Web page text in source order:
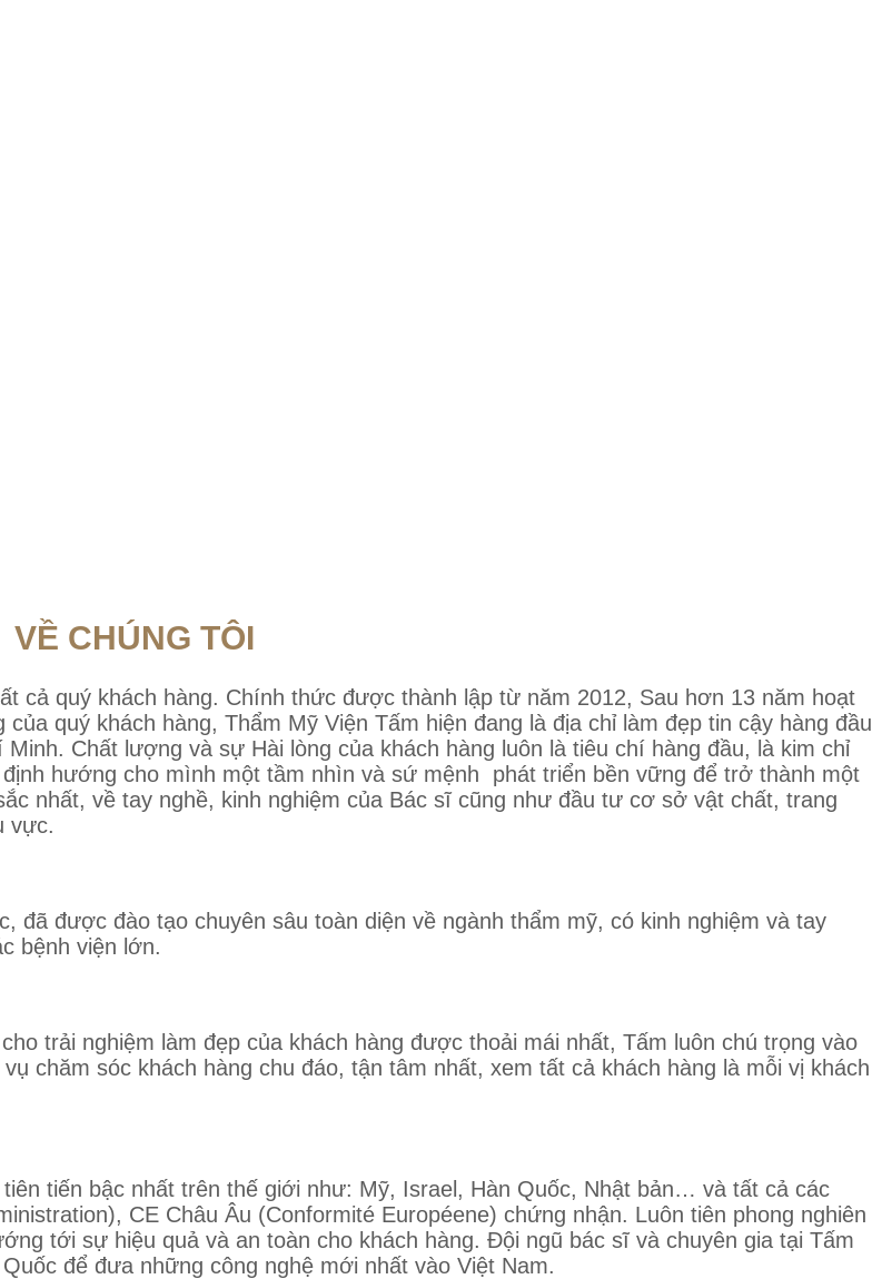
VỀ CHÚNG TÔI
cả quý khách hàng. Chính thức được thành lập từ năm 2012, Sau hơn 13 năm hoạt
quý khách hàng, Thẩm Mỹ Viện Tấm hiện đang là địa chỉ làm đẹp tin cậy hàng đầu
Minh. Chất lượng và sự Hài lòng của khách hàng luôn là tiêu chí hàng đầu, là kim chỉ
hướng cho mình một tầm nhìn và sứ mệnh phát triển bền vững để trở thành một
nhất, về tay nghề, kinh nghiệm của Bác sĩ cũng như đầu tư cơ sở vật chất, trang
vực.
đã được đào tạo chuyên sâu toàn diện về ngành thẩm mỹ, có kinh nghiệm và tay
bệnh viện lớn.
trải nghiệm làm đẹp của khách hàng được thoải mái nhất, Tấm luôn chú trọng vào
chăm sóc khách hàng chu đáo, tận tâm nhất, xem tất cả khách hàng là mỗi vị khách
tiến bậc nhất trên thế giới như: Mỹ, Israel, Hàn Quốc, Nhật bản… và tất cả các
CE Châu Âu (Conformité Européene) chứng nhận. Luôn tiên phong nghiên
tới sự hiệu quả và an toàn cho khách hàng. Đội ngũ bác sĩ và chuyên gia tại Tấm
để đưa những công nghệ mới nhất vào Việt Nam.